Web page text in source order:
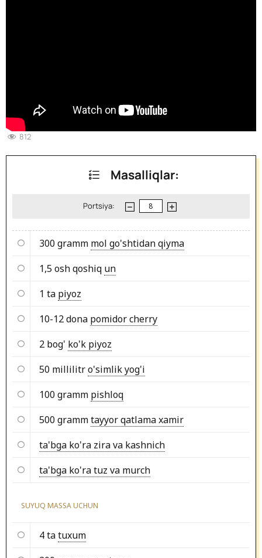
812
Masalliqlar:
Portsiya:
300 gramm mol go'shtidan qiyma
1,5 osh qoshiq un
1 ta piyoz
10-12 dona pomidor cherry
2 bog' ko'k piyoz
50 millilitro'simlik yog'i
100 gramm pishloq
500 grammtayyor qatlama xamir
ta'bga ko'ra zira va kashnich
ta'bga ko'ra tuz va murch
SUYUQ MASSA UCHUN
4 tatuxum